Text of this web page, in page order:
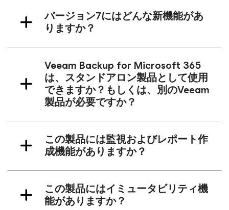
バージョン7にはどんな新機能があ
りますか？
Veeam Backup for Microsoft 365
は、スタンドアロン製品として使用
できますか？もしくは、別のVeeam
製品が必要ですか？
この製品には監視およびレポート作
成機能がありますか？
この製品にはイミュータビリティ機
能がありますか？